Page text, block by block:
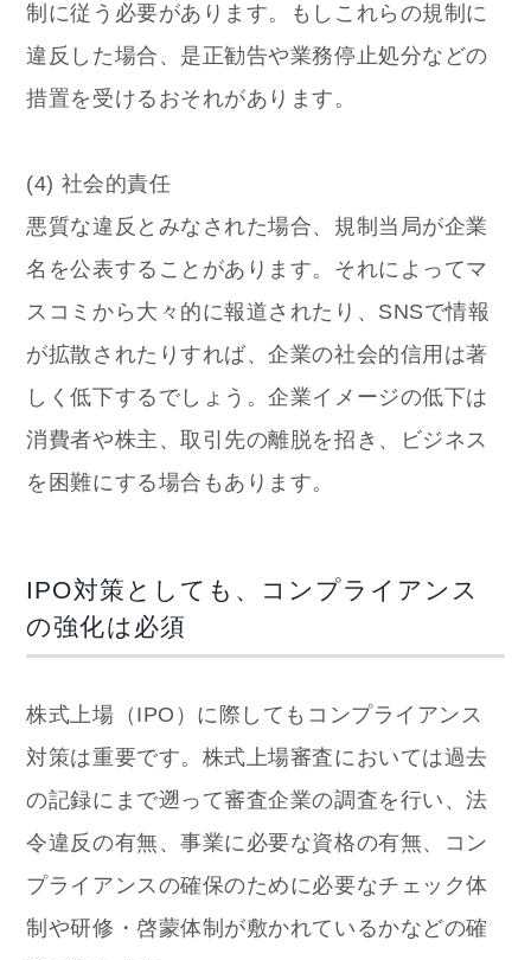
制に従う必要があります。もしこれらの規制に
違反した場合、是正勧告や業務停止処分などの
措置を受けるおそれがあります。
(4) 社会的責任
悪質な違反とみなされた場合、規制当局が企業
名を公表することがあります。それによってマ
スコミから大々的に報道されたり、SNSで情報
が拡散されたりすれば、企業の社会的信用は著
しく低下するでしょう。企業イメージの低下は
消費者や株主、取引先の離脱を招き、ビジネス
を困難にする場合もあります。
IPO対策としても、コンプライアンス
の強化は必須
株式上場（IPO）に際してもコンプライアンス
対策は重要です。株式上場審査においては過去
の記録にまで遡って審査企業の調査を行い、法
令違反の有無、事業に必要な資格の有無、コン
プライアンスの確保のために必要なチェック体
制や研修・啓蒙体制が敷かれているかなどの確